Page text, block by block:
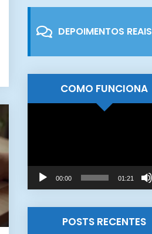
DEPOIMENTOS REAIS
COMO FUNCIONA
00:00 01:21
POSTS RECENTES